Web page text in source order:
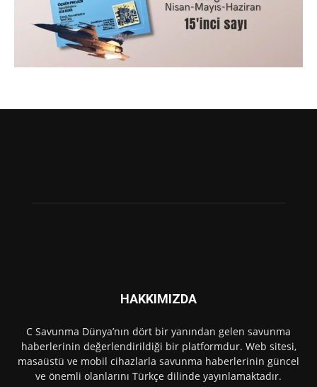
HAKKIMIZDA
C Savunma Dünya’nın dört bir yanından gelen savunma
haberlerinin değerlendirildiği bir platformdur. Web sitesi,
masaüstü ve mobil cihazlarla savunma haberlerinin güncel
ve önemli olanlarını Türkçe dilinde yayınlamaktadır.